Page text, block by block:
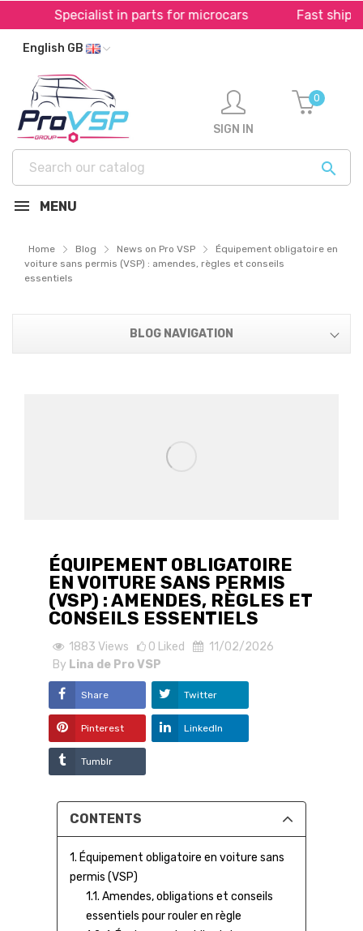
Specialist in parts for microcars Fast shipping
English GB

SIGN IN
0
MENU
Home Blog News on Pro VSP
Équipement obligatoire en
voiture sans permis (VSP) : amendes, règles et conseils
essentiels
BLOG NAVIGATION
ÉQUIPEMENT OBLIGATOIRE
EN VOITURE SANS PERMIS
(VSP) : AMENDES, RÈGLES ET
CONSEILS ESSENTIELS
1883 Views 0 Liked
11/02/2026
By Lina de Pro VSP
Share Twitter
Pinterest LinkedIn
Tumblr
CONTENTS
1. Équipement obligatoire en voiture sans
permis (VSP)
1.1. Amendes, obligations et conseils
essentiels pour rouler en règle